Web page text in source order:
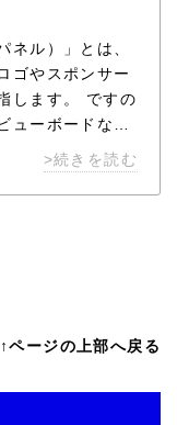
ネル）」とは、
ゴやスポンサー
します。 ですの
ューボードなど
として記者会見
ポーツのヒーロ
発表など多岐に
>続きを読む
↑ページの上部へ戻る